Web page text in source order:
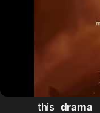
this drama